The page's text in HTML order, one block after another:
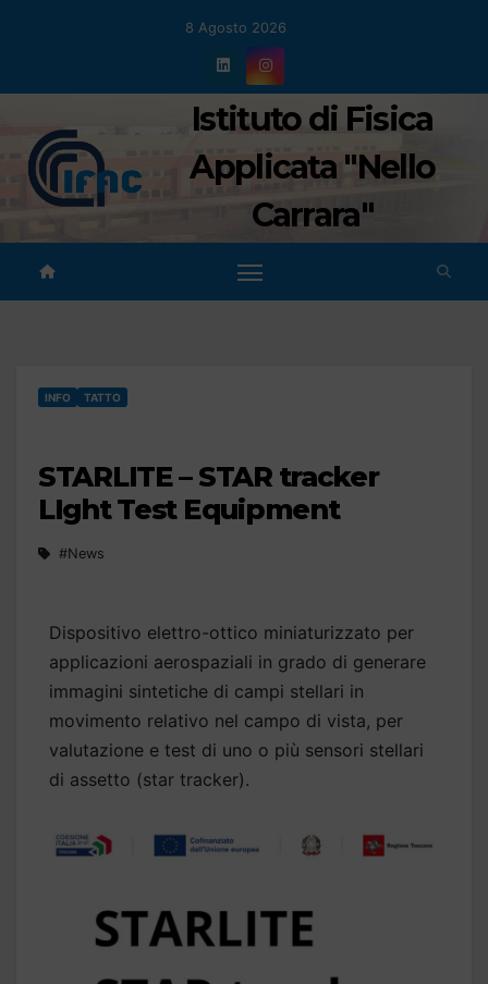
8 Agosto 2026
Istituto di Fisica
Applicata "Nello
Carrara"
INFO TATTO
STARLITE – STAR tracker
LIght Test Equipment
#News
Dispositivo elettro-ottico miniaturizzato per
applicazioni aerospaziali in grado di generare
immagini sintetiche di campi stellari in
movimento relativo nel campo di vista, per
valutazione e test di uno o più sensori stellari
di assetto (star tracker).